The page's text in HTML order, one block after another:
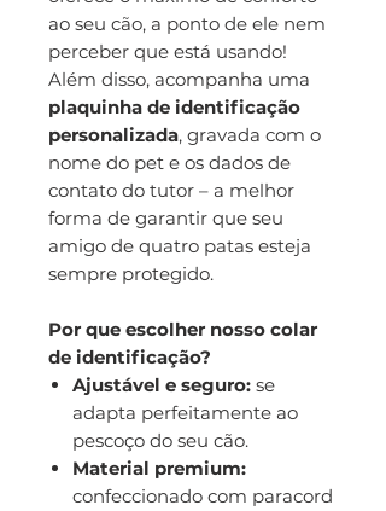
ao seu cão, a ponto de ele nem
perceber que está usando!
Além disso, acompanha uma
plaquinha de identificação
personalizada, gravada com o
nome do pet e os dados de
contato do tutor – a melhor
forma de garantir que seu
amigo de quatro patas esteja
sempre protegido.
Por que escolher nosso colar
de identificação?
Ajustável e seguro: se
adapta perfeitamente ao
pescoço do seu cão.
Material premium:
confeccionado com paracord